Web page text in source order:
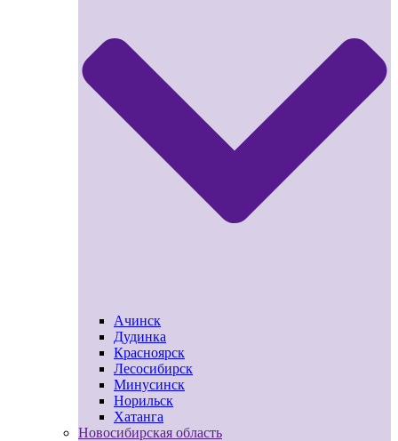
Ачинск
Дудинка
Красноярск
Лесосибирск
Минусинск
Норильск
Хатанга
Новосибирская область